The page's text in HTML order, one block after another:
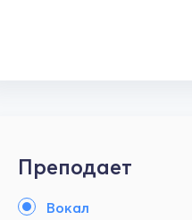
Преподает
Вокал